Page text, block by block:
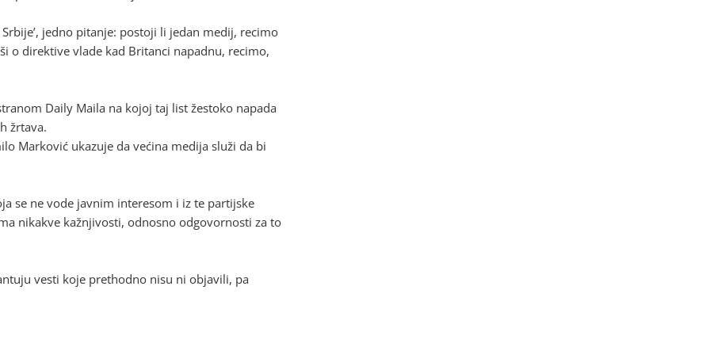
jedno pitanje: postoji li jedan medij, recimo
o direktive vlade kad Britanci napadnu, recimo,
Daily Maila na kojoj taj list žestoko napada
žrtava.
Marković ukazuje da većina medija služi da bi
se ne vode javnim interesom i iz te partijske
nikakve kažnjivosti, odnosno odgovornosti za to
vesti koje prethodno nisu ni objavili, pa